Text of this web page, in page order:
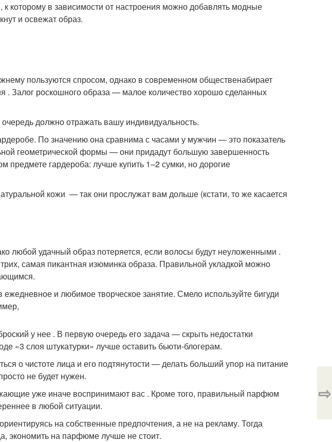
которому в зависимости от настроения можно добавлять модные
и освежат образ.
пользуются спросом, однако в современном общественабирает
. Залог роскошного образа — малое количество хорошо сделанных
должно отражать вашу индивидуальность.
По значению она сравнима с часами у мужчин — это показатель
геометрической формы — они придадут большую завершенность
предмете гардероба: лучше купить 1–2 сумки, но дорогие
кожи — так они прослужат вам дольше (кстати, то же касается
любой удачный образ потеряется, если волосы будут неуложенными .
самая пикантная изюминка образа. Правильной укладкой можно
ежедневное и любимое творческое занятие. Смело используйте бигуди
у нее . В первую очередь его задача — скрыть недостатки
«3 слоя штукатурки» лучше оставить бьюти-блогерам.
о чистоте лица и его подтянутости — делать больший упор на питание
не будет нужен.
уже иначе воспринимают вас . Кроме того, правильный парфюм
в любой ситуации.
на собственные предпочтения, а не на рекламу. Тогда
экономить на парфюме лучше не стоит.
⇨